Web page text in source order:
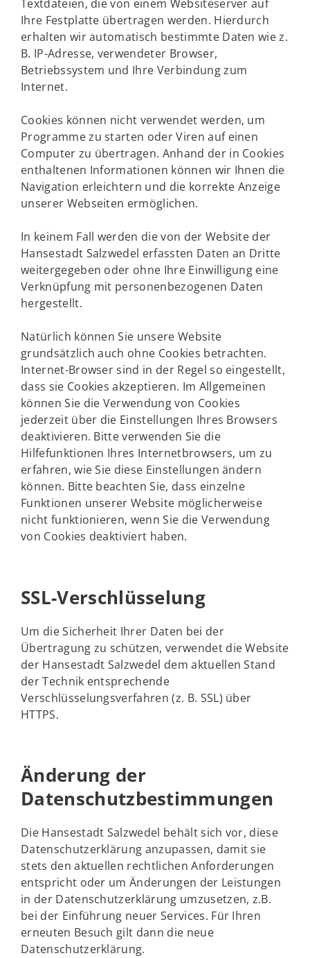
Textdateien, die von einem Websiteserver auf
Ihre Festplatte übertragen werden. Hierdurch
erhalten wir automatisch bestimmte Daten wie z.
B. IP-Adresse, verwendeter Browser,
Betriebssystem und Ihre Verbindung zum
Internet.
Cookies können nicht verwendet werden, um
Programme zu starten oder Viren auf einen
Computer zu übertragen. Anhand der in Cookies
enthaltenen Informationen können wir Ihnen die
Navigation erleichtern und die korrekte Anzeige
unserer Webseiten ermöglichen.
In keinem Fall werden die von der Website der
Hansestadt Salzwedel erfassten Daten an Dritte
weitergegeben oder ohne Ihre Einwilligung eine
Verknüpfung mit personenbezogenen Daten
hergestellt.
Natürlich können Sie unsere Website
grundsätzlich auch ohne Cookies betrachten.
Internet-Browser sind in der Regel so eingestellt,
dass sie Cookies akzeptieren. Im Allgemeinen
können Sie die Verwendung von Cookies
jederzeit über die Einstellungen Ihres Browsers
deaktivieren. Bitte verwenden Sie die
Hilfefunktionen Ihres Internetbrowsers, um zu
erfahren, wie Sie diese Einstellungen ändern
können. Bitte beachten Sie, dass einzelne
Funktionen unserer Website möglicherweise
nicht funktionieren, wenn Sie die Verwendung
von Cookies deaktiviert haben.
SSL-Verschlüsselung
Um die Sicherheit Ihrer Daten bei der
Übertragung zu schützen, verwendet die Website
der Hansestadt Salzwedel dem aktuellen Stand
der Technik entsprechende
Verschlüsselungsverfahren (z. B. SSL) über
HTTPS.
Änderung der
Datenschutzbestimmungen
Die Hansestadt Salzwedel behält sich vor, diese
Datenschutzerklärung anzupassen, damit sie
stets den aktuellen rechtlichen Anforderungen
entspricht oder um Änderungen der Leistungen
in der Datenschutzerklärung umzusetzen, z.B.
bei der Einführung neuer Services. Für Ihren
erneuten Besuch gilt dann die neue
Datenschutzerklärung.